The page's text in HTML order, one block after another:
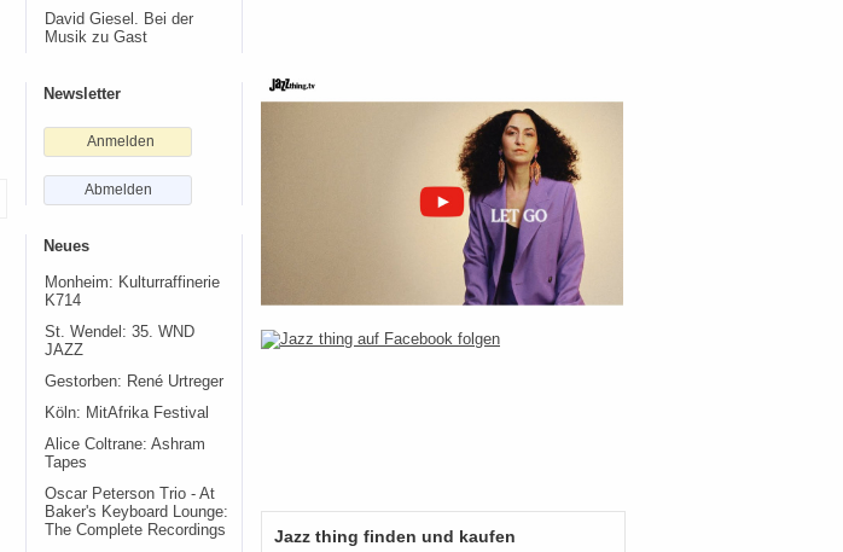
David Giesel. Bei der
Musik zu Gast
Newsletter
Anmelden
Abmelden
Neues
Monheim: Kulturraffinerie
K714
St. Wendel: 35. WND
JAZZ
Gestorben: René Urtreger
Köln: MitAfrika Festival
Alice Coltrane: Ashram
Tapes
Oscar Peterson Trio - At
Baker's Keyboard Lounge:
The Complete Recordings
Jazz thing finden und kaufen